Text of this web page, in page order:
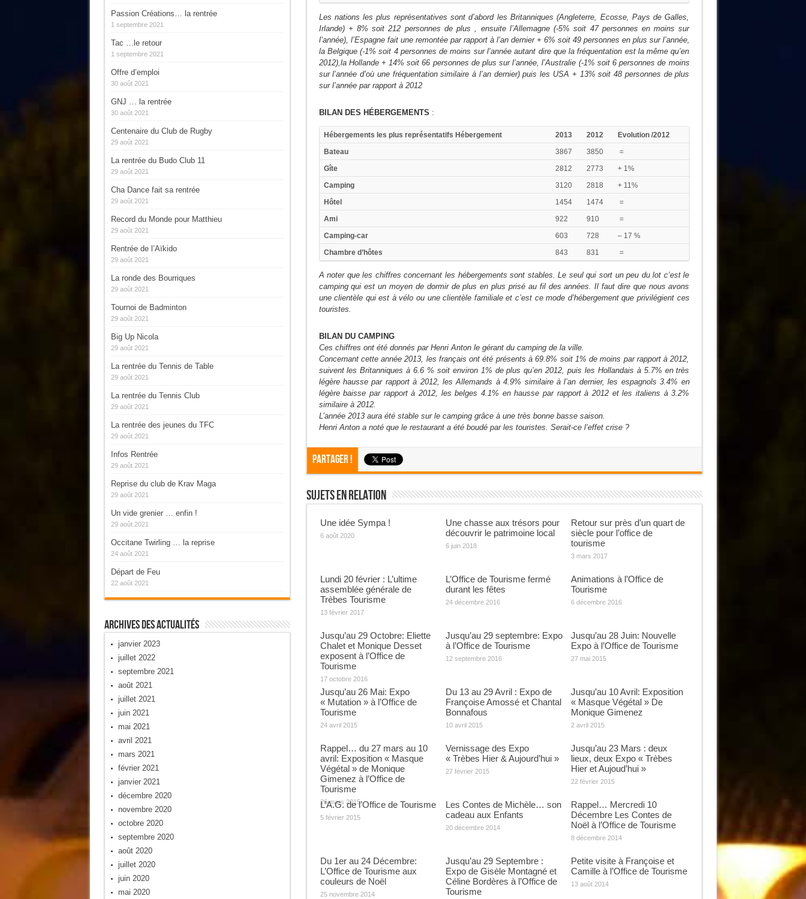
Les nations les plus représentatives sont d’abord les Britanniques (Angleterre, Ecosse, Pays de Galles,
Irlande) + 8% soit 212 personnes de plus , ensuite l’Allemagne (-5% soit 47 personnes en moins sur
l’année), l’Espagne fait une remontée par rapport à l’an dernier + 6% soit 49 personnes en plus sur l’année,
la Belgique (-1% soit 4 personnes de moins sur l’année autant dire que la fréquentation est la même qu’en
2012),la Hollande + 14% soit 66 personnes de plus sur l’année, l’Australie (-1% soit 6 personnes de moins
sur l’année d’où une fréquentation similaire à l’an dernier) puis les USA + 13% soit 48 personnes de plus
sur l’année par rapport à 2012
BILAN DES HÉBERGEMENTS :
Hébergements les plus représentatifs Hébergement 2013 2012
Evolution /2012
Bateau
3867 3850
=
Gîte
2812 2773
+ 1%
Camping
3120 2818
+ 11%
Hôtel
1454 1474
=
Ami
922 910
=
Camping-car
603 728
– 17 %
Chambre d’hôtes
843 831 =
A noter que les chiffres concernant les hébergements sont stables. Le seul qui sort un peu du lot c’est le
camping qui est un moyen de dormir de plus en plus prisé au fil des années. Il faut dire que nous avons
une clientèle qui est à vélo ou une clientèle familiale et c’est ce mode d’hébergement que privilégient ces
touristes.
BILAN DU CAMPING
Ces chiffres ont été donnés par Henri Anton le gérant du camping de la ville.
Concernant cette année 2013, les français ont été présents à 69.8% soit 1% de moins par rapport à 2012,
suivent les Britanniques à 6.6 % soit environ 1% de plus qu’en 2012, puis les Hollandais à 5.7% en très
légère hausse par rapport à 2012, les Allemands à 4.9% similaire à l’an dernier, les espagnols 3.4% en
légère baisse par rapport à 2012, les belges 4.1% en hausse par rapport à 2012 et les italiens à 3.2%
similaire à 2012.
L’année 2013 aura été stable sur le camping grâce à une très bonne basse saison.
Henri Anton a noté que le restaurant a été boudé par les touristes. Serait-ce l’effet crise ?
Partager !
Sujets En Relation
Une idée Sympa !
6 août 2020
Une chasse aux trésors pour
découvrir le patrimoine local
6 juin 2018
Retour sur près d’un quart de
siècle pour l’office de
tourisme
3 mars 2017
Lundi 20 février : L’ultime
assemblée générale de
Trèbes Tourisme
13 février 2017
L’Office de Tourisme fermé
durant les fêtes
24 décembre 2016
Animations à l’Office de
Tourisme
6 décembre 2016
Jusqu’au 29 Octobre: Eliette
Chalet et Monique Desset
exposent à l’Office de
Tourisme
17 octobre 2016
Jusqu’au 29 septembre: Expo
à l’Office de Tourisme
12 septembre 2016
Jusqu’au 28 Juin: Nouvelle
Expo à l’Office de Tourisme
27 mai 2015
Jusqu’au 26 Mai: Expo
« Mutation » à l’Office de
Tourisme
24 avril 2015
Du 13 au 29 Avril : Expo de
Françoise Amossé et Chantal
Bonnafous
10 avril 2015
Jusqu’au 10 Avril: Exposition
« Masque Végétal » De
Monique Gimenez
2 avril 2015
Rappel… du 27 mars au 10
avril: Exposition « Masque
Végétal » de Monique
Gimenez à l’Office de
Tourisme
26 mars 2015
Vernissage des Expo
« Trèbes Hier & Aujourd’hui »
27 février 2015
Jusqu’au 23 Mars : deux
lieux, deux Expo « Trèbes
Hier et Aujoud’hui »
22 février 2015
L’A.G. de l’Office de Tourisme
5 février 2015
Les Contes de Michèle… son
cadeau aux Enfants
20 décembre 2014
Rappel… Mercredi 10
Décembre Les Contes de
Noël à l’Office de Tourisme
8 décembre 2014
Du 1er au 24 Décembre:
L’Office de Tourisme aux
couleurs de Noël
25 novembre 2014
Jusqu’au 29 Septembre :
Expo de Gisèle Montagné et
Céline Bordères à l’Office de
Tourisme
Petite visite à Françoise et
Camille à l’Office de Tourisme
13 août 2014
Passion Créations… la rentrée
1 septembre 2021
Tac …le retour
1 septembre 2021
Offre d’emploi
30 août 2021
GNJ … la rentrée
30 août 2021
Centenaire du Club de Rugby
29 août 2021
La rentrée du Budo Club 11
29 août 2021
Cha Dance fait sa rentrée
29 août 2021
Record du Monde pour Matthieu
29 août 2021
Rentrée de l’Aïkido
29 août 2021
La ronde des Bourriques
29 août 2021
Tournoi de Badminton
29 août 2021
Big Up Nicola
29 août 2021
La rentrée du Tennis de Table
29 août 2021
La rentrée du Tennis Club
29 août 2021
La rentrée des jeunes du TFC
29 août 2021
Infos Rentrée
29 août 2021
Reprise du club de Krav Maga
29 août 2021
Un vide grenier … enfin !
29 août 2021
Occitane Twirling … la reprise
24 août 2021
Départ de Feu
22 août 2021
Archives Des Actualités
janvier 2023
juillet 2022
septembre 2021
août 2021
juillet 2021
juin 2021
mai 2021
avril 2021
mars 2021
février 2021
janvier 2021
décembre 2020
novembre 2020
octobre 2020
septembre 2020
août 2020
juillet 2020
juin 2020
mai 2020